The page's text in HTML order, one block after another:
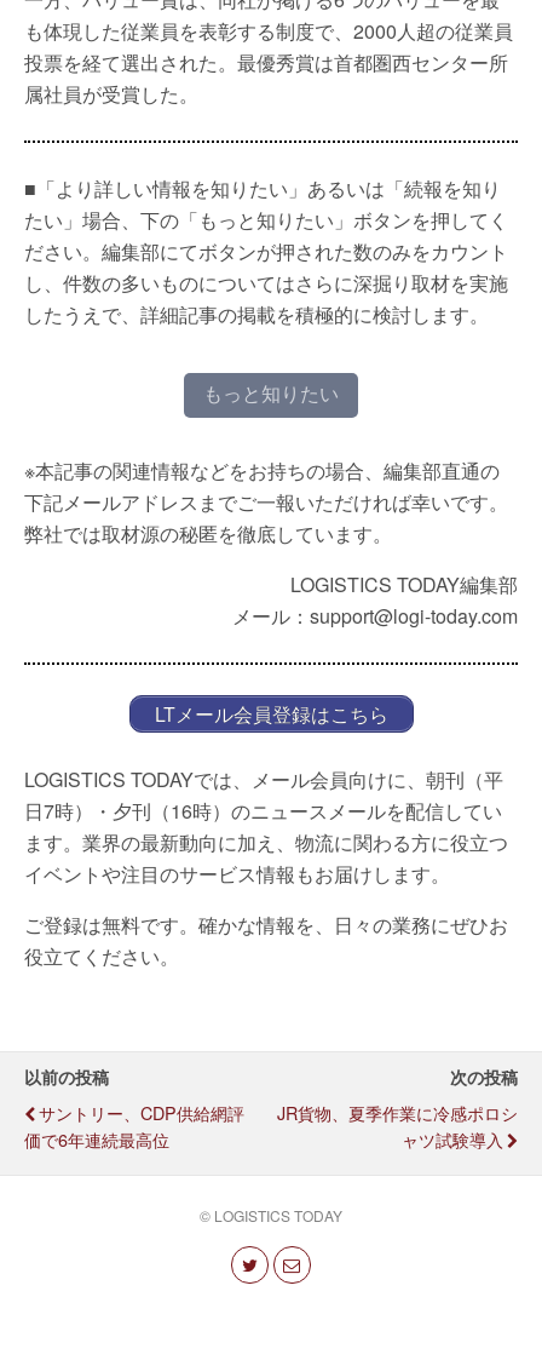
も体現した従業員を表彰する制度で、2000人超の従業員
投票を経て選出された。最優秀賞は首都圏西センター所
属社員が受賞した。
■「より詳しい情報を知りたい」あるいは「続報を知り
たい」場合、下の「もっと知りたい」ボタンを押してく
ださい。編集部にてボタンが押された数のみをカウント
し、件数の多いものについてはさらに深掘り取材を実施
したうえで、詳細記事の掲載を積極的に検討します。
もっと知りたい
※本記事の関連情報などをお持ちの場合、編集部直通の
下記メールアドレスまでご一報いただければ幸いです。
弊社では取材源の秘匿を徹底しています。
LOGISTICS TODAY編集部
メール：support@logi-today.com
LTメール会員登録はこちら
LOGISTICS TODAYでは、メール会員向けに、朝刊（平
日7時）・夕刊（16時）のニュースメールを配信してい
ます。業界の最新動向に加え、物流に関わる方に役立つ
イベントや注目のサービス情報もお届けします。
ご登録は無料です。確かな情報を、日々の業務にぜひお
役立てください。
以前の投稿
サントリー、CDP供給網評
価で6年連続最高位
次の投稿
JR貨物、夏季作業に冷感ポロシ
ャツ試験導入
© LOGISTICS TODAY